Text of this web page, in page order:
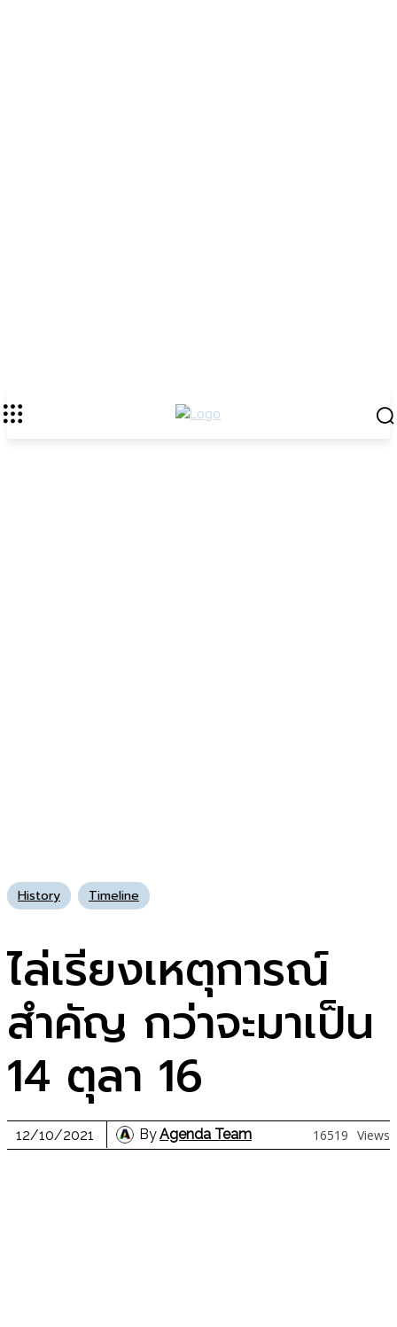
History Timeline
ไล่เรียงเหตุการณ์
สำคัญ กว่าจะมาเป็น
14 ตุลา 16
12/10/2021 ByAgenda Team 16519 Views